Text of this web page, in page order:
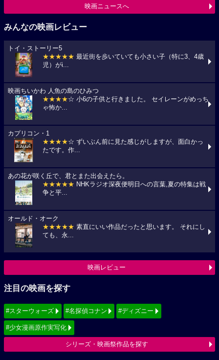
映画ニュースへ
みんなの映画レビュー
トイ・ストーリー5
★★★★★ 最近街を歩いていても小さい子（特に3、4歳
児）がi...
映画ちいかわ 人魚の島のひみつ
★★★★☆ 小6の子供と行きました。 セイレーンがめっち
ゃ怖か...
カプリコン・1
★★★★☆ ずいぶん前に見た感じがしますが、面白かっ
たです。作...
あの花が咲く丘で、君とまた出会えたら。
★★★★★ NHKラジオ深夜便明日への言葉,夏の特集は戦
争と平...
オールド・オーク
★★★★★ 素直にいい作品だったと思います。 それにし
ても、永...
映画レビュー
注目の映画を探す
#スターウォーズ #名探偵コナン #ディズニー
#少女漫画原作実写化
シリーズ・映画祭作品を探す